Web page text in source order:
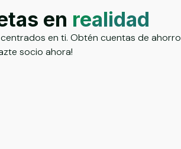
en realidad
en ti. Obtén cuentas de ahorro
socio ahora!